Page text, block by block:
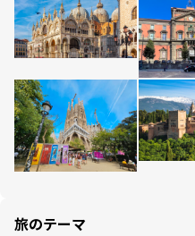
旅のテーマ